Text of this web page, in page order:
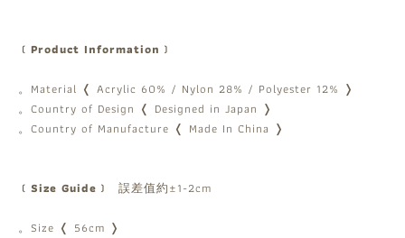
﹝Product Information﹞
。Material ❬ Acrylic 60% / Nylon 28% / Polyester 12% ❭
。Country of Design ❬ Designed in Japan ❭
。Country of Manufacture ❬ Made In China ❭
﹝Size Guide﹞ 誤差值約±1-2cm
。Size ❬ 56cm ❭